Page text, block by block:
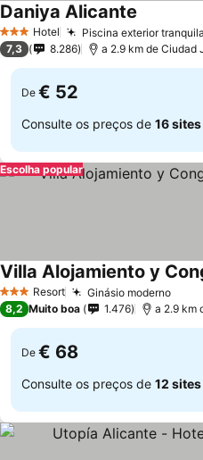
3 EstrelasHotel Piscina exterior
Daniya Alicante
7,3 8.286 a 2.9 km de Ciudad
De € 52
Consulte os preços de 16 sites
Escolha popular
3 EstrelasResort Ginásio moderno
8,2 Muito boa 1.476 a 2.9 km
De € 68
Consulte os preços de 12 sites